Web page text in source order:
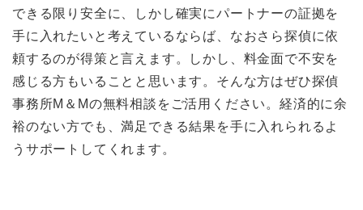
できる限り安全に、しかし確実にパートナーの証拠を
手に入れたいと考えているならば、なおさら探偵に依
頼するのが得策と言えます。しかし、料金面で不安を
感じる方もいることと思います。そんな方はぜひ探偵
事務所M ＆ Mの無料相談をご活用ください。経済的に余
裕のない方でも、満足できる結果を手に入れられるよ
うサポートしてくれます。